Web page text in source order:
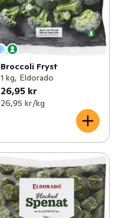
Broccoli Fryst
1 kg, Eldorado
26,95 kr
26,95 kr /kg